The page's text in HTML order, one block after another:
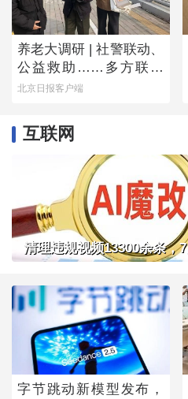
养老大调研 | 社警联动、
公益救助……多方联手
撑起防走失网络
北京日报客户端
互联网
字节跳动新模型发布，